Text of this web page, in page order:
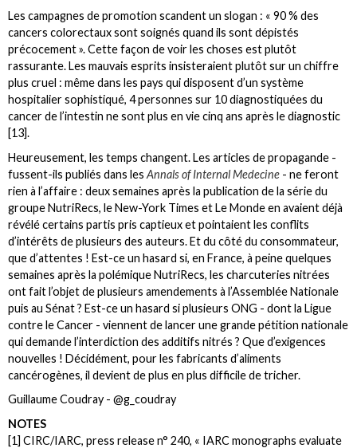
Les campagnes de promotion scandent un slogan : « 90 % des
cancers colorectaux sont soignés quand ils sont dépistés
précocement ». Cette façon de voir les choses est plutôt
rassurante. Les mauvais esprits insisteraient plutôt sur un chiffre
plus cruel : même dans les pays qui disposent d’un système
hospitalier sophistiqué, 4 personnes sur 10 diagnostiquées du
cancer de l’intestin ne sont plus en vie cinq ans après le diagnostic
[13].
Heureusement, les temps changent. Les articles de propagande -
fussent-ils publiés dans les Annals of Internal Medecine - ne feront
rien à l’affaire : deux semaines après la publication de la série du
groupe NutriRecs, le New-York Times et Le Monde en avaient déjà
révélé certains partis pris captieux et pointaient les conflits
d’intérêts de plusieurs des auteurs. Et du côté du consommateur,
que d’attentes ! Est-ce un hasard si, en France, à peine quelques
semaines après la polémique NutriRecs, les charcuteries nitrées
ont fait l’objet de plusieurs amendements à l’Assemblée Nationale
puis au Sénat ? Est-ce un hasard si plusieurs ONG - dont la Ligue
contre le Cancer - viennent de lancer une grande pétition nationale
qui demande l’interdiction des additifs nitrés ? Que d’exigences
nouvelles ! Décidément, pour les fabricants d’aliments
cancérogènes, il devient de plus en plus difficile de tricher.
Guillaume Coudray - @g_coudray
NOTES
[1] CIRC/IARC, press release n° 240, « IARC monographs evaluate